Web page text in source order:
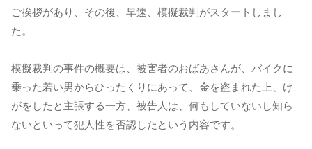
ご挨拶があり、その後、早速、模擬裁判がスタートしまし
た。
模擬裁判の事件の概要は、被害者のおばあさんが、バイクに
乗った若い男からひったくりにあって、金を盗まれた上、け
がをしたと主張する一方、被告人は、何もしていないし知ら
ないといって犯人性を否認したという内容です。